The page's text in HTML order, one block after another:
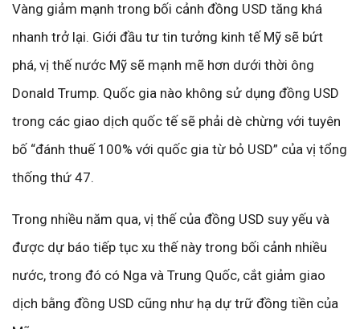
Vàng giảm mạnh trong bối cảnh đồng USD tăng khá
nhanh trở lại. Giới đầu tư tin tưởng kinh tế Mỹ sẽ bứt
phá, vị thế nước Mỹ sẽ mạnh mẽ hơn dưới thời ông
Donald Trump. Quốc gia nào không sử dụng đồng USD
trong các giao dịch quốc tế sẽ phải dè chừng với tuyên
bố “đánh thuế 100% với quốc gia từ bỏ USD” của vị tổng
thống thứ 47.
Trong nhiều năm qua, vị thế của đồng USD suy yếu và
được dự báo tiếp tục xu thế này trong bối cảnh nhiều
nước, trong đó có Nga và Trung Quốc, cắt giảm giao
dịch bằng đồng USD cũng như hạ dự trữ đồng tiền của